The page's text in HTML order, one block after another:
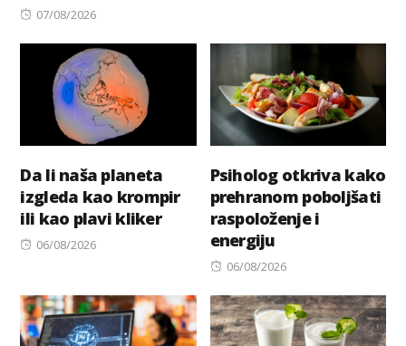
Posted
07/08/2026
Da li naša planeta
izgleda kao krompir
ili kao plavi kliker
Posted
06/08/2026
Psiholog otkriva kako
prehranom poboljšati
raspoloženje i
energiju
Posted
06/08/2026